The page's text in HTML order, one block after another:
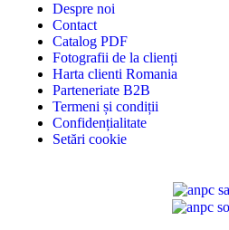
Despre noi
Contact
Catalog PDF
Fotografii de la clienți
Harta clienti Romania
Parteneriate B2B
Termeni și condiții
Confidențialitate
Setări cookie